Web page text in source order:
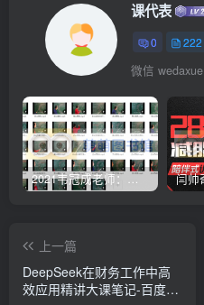
课代表
0 222
微信 wedaxue
2021韦冠成老师：韦氏天星风水《秘传二十四山吉凶占断要法》 – 百度云盘 – 下载
上一篇
DeepSeek在财务工作中高
效应用精讲大课笔记-百度网